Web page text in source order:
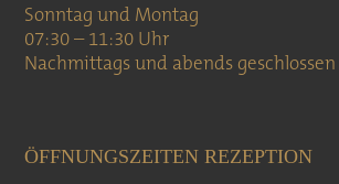
Sonntag und Montag
07:30 – 11:30 Uhr
Nachmittags und abends geschlossen
ÖFFNUNGSZEITEN REZEPTION